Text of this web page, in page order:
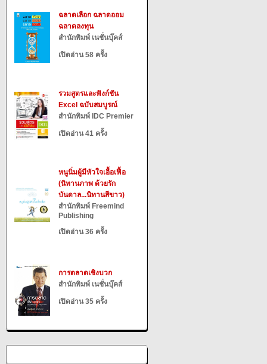
ฉลาดเลือก ฉลาดออม
ฉลาดลงทุน
สำนักพิมพ์ เนชั่นบุ๊คส์
เปิดอ่าน 58 ครั้ง
รวมสูตรและฟังก์ชัน
Excel ฉบับสมบูรณ์
สำนักพิมพ์ IDC Premier
เปิดอ่าน 41 ครั้ง
หนูนิ่มผู้มีหัวใจเอื้อเฟื้อ
(นิทานภาพ ด้วยรัก
บันดาล...นิทานสีขาว)
สำนักพิมพ์ Freemind
Publishing
เปิดอ่าน 36 ครั้ง
การตลาดเชิงบวก
สำนักพิมพ์ เนชั่นบุ๊คส์
เปิดอ่าน 35 ครั้ง